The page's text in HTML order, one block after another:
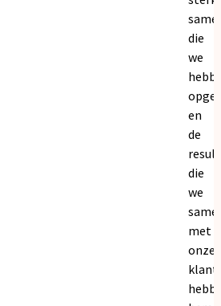
die
we
en
de
die
we
met
onze